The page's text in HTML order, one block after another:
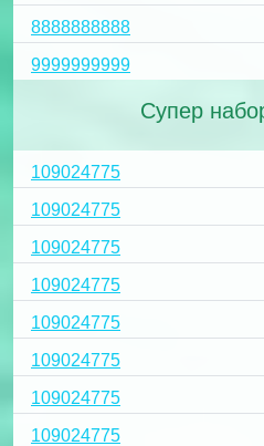
8888888888
9999999999
Супер
109024775
109024775
109024775
109024775
109024775
109024775
109024775
109024775